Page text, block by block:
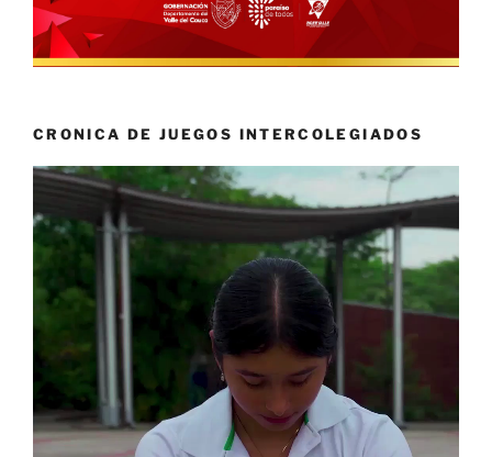
CRONICA DE JUEGOS INTERCOLEGIADOS
Reproductor
vídeo